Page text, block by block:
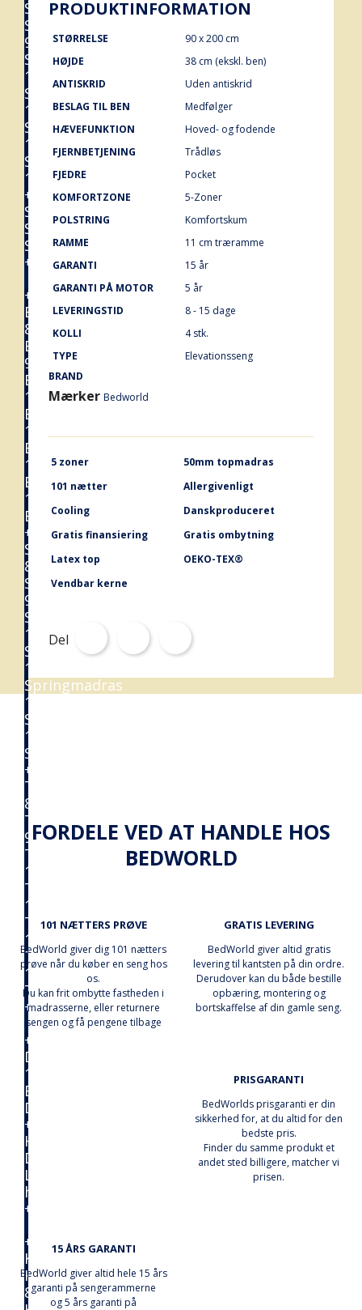
Senge
Senge
90x200
Senge
120x200
Senge
140x200
Senge
160x200
Senge
180x200
+
Sengetilbehør
Sengegavle
Sengeben
+
Madrasser
+
Boxmadrasser
80x200
Boxmadras
90x200
Boxmadras
120x200
Boxmadras
140x200
Boxmadras
160x200
Boxmadras
180x200
Boxmadras
+
Springmadrasser
80x200
Springmadras
90x200
Springmadras
120x200
Springmadras
140x200
Springmadras
160x200
Springmadras
180x200
Springmadras
+
Topmadrasser
80x200
Topmadras
90x200
Topmadras
120x200
Topmadras
140x200
Topmadras
160x200
Topmadras
180x200
Topmadras
+
Dyner
+
Dyner
140x200
Enkelt
Dyner
+
Hovedpuder
Dunpuder
Latex
hovedpuder
+
+
Kuvertlagner
Kuvertlagner
80x200
PRODUKTINFORMATION
STØRRELSE
90 x 200 cm
HØJDE
38 cm (ekskl. ben)
ANTISKRID
Uden antiskrid
BESLAG TIL BEN
Medfølger
HÆVEFUNKTION
Hoved- og fodende
FJERNBETJENING
Trådløs
FJEDRE
Pocket
KOMFORTZONE
5-Zoner
POLSTRING
Komfortskum
RAMME
11 cm træramme
GARANTI
15 år
GARANTI PÅ MOTOR
5 år
LEVERINGSTID
8 - 15 dage
KOLLI
4 stk.
TYPE
Elevationsseng
BRAND
Mærker Bedworld
5 zoner
50mm topmadras
101 nætter
Allergivenligt
Cooling
Danskproduceret
Gratis finansiering
Gratis ombytning
Latex top
OEKO-TEX®
Vendbar kerne
Del
FORDELE VED AT HANDLE HOS
BEDWORLD
101 NÆTTERS PRØVE
BedWorld giver dig 101 nætters
prøve når du køber en seng hos
os.
Du kan frit ombytte fastheden i
madrasserne, eller returnere
sengen og få pengene tilbage
GRATIS LEVERING
BedWorld giver altid gratis
levering til kantsten på din ordre.
Derudover kan du både bestille
opbæring, montering og
bortskaffelse af din gamle seng.
PRISGARANTI
BedWorlds prisgaranti er din
sikkerhed for, at du altid for den
bedste pris.
Finder du samme produkt et
andet sted billigere, matcher vi
prisen.
15 ÅRS GARANTI
BedWorld giver altid hele 15 års
garanti på sengerammerne
og 5 års garanti på